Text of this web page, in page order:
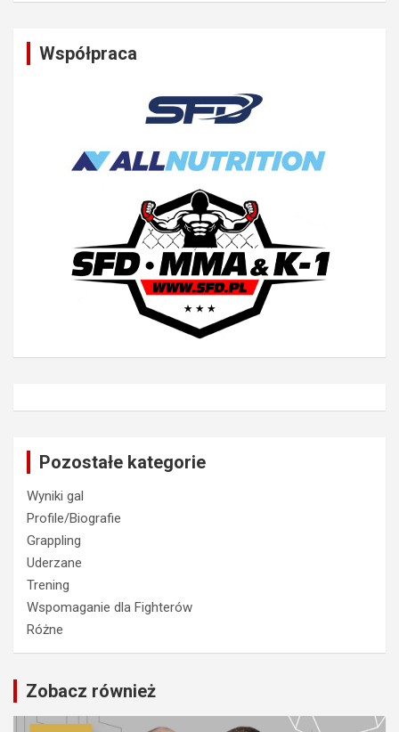
Współpraca
Pozostałe kategorie
Wyniki gal
Profile/Biografie
Grappling
Uderzane
Trening
Wspomaganie dla Fighterów
Różne
Zobacz również